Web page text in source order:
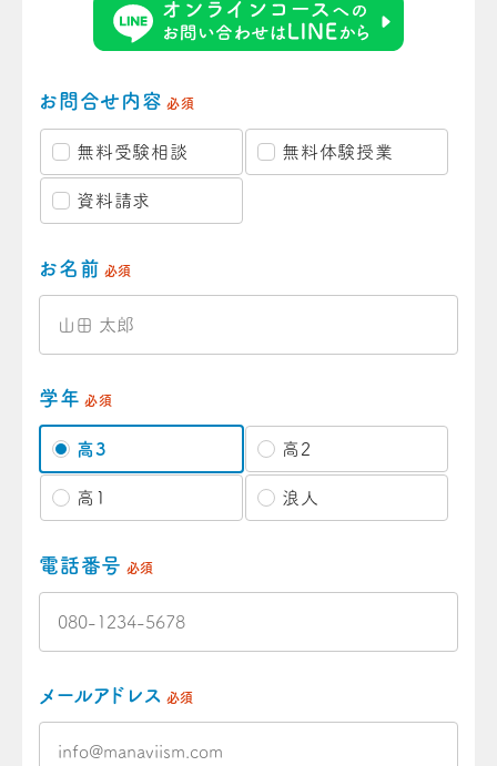
お問合せ内容 必須
無料受験相談 無料体験授業
資料請求
お名前 必須
学年 必須
高3 高2
高1 浪人
電話番号 必須
メールアドレス 必須